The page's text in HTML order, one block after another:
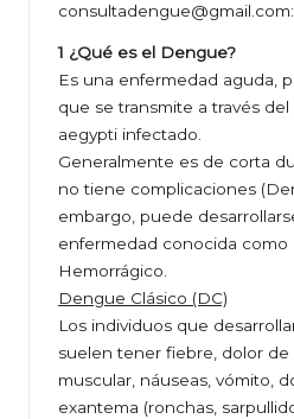
consultadengue@gmail.com:
1 ¿Qué es el Dengue?
Es una enfermedad aguda,
que se transmite a través
aegypti infectado.
Generalmente es de corta
no tiene complicaciones
embargo, puede
enfermedad conocida como
Hemorrágico.
Dengue Clásico (DC)
Los individuos que
suelen tener fiebre, dolor de
muscular, náuseas, vómito,
exantema (ronchas,